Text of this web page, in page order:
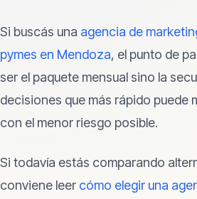
Si buscás una agencia de
pymes en Mendoza, el punto de
ser el paquete mensual sino la
decisiones que más rápido puede
con el menor riesgo posible.
Si todavía estás comparando
conviene leer cómo elegir una